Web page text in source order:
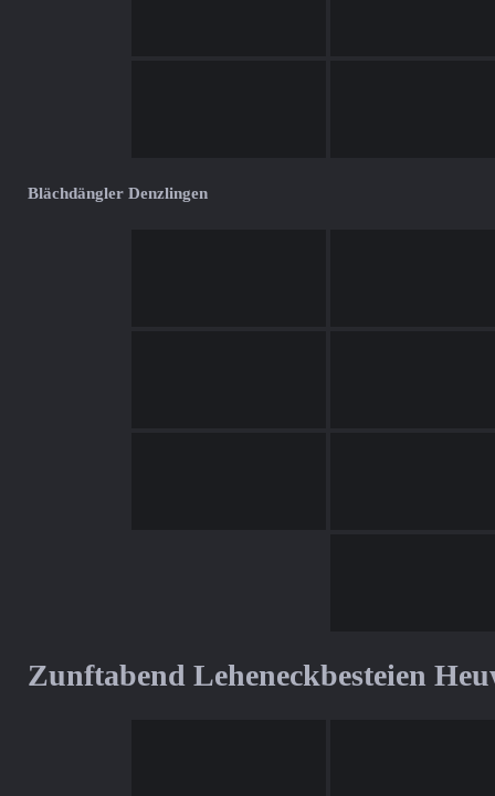
Blächdängler Denzlingen
Zunftabend Leheneckbesteien